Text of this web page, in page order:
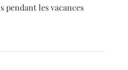
pendant les vacances